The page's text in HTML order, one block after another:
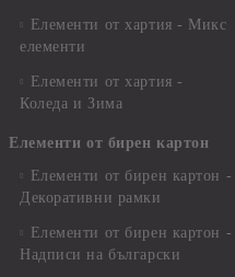
Елементи от хартия - Микс
елементи
Елементи от хартия -
Коледа и Зима
Елементи от бирен картон
Елементи от бирен картон -
Декоративни рамки
Елементи от бирен картон -
Надписи на български